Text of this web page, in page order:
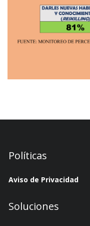
Políticas
Aviso de Privacidad
Soluciones